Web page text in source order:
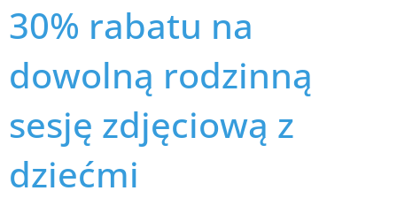
30% rabatu na
dowolną rodzinną
sesję zdjęciową z
dziećmi